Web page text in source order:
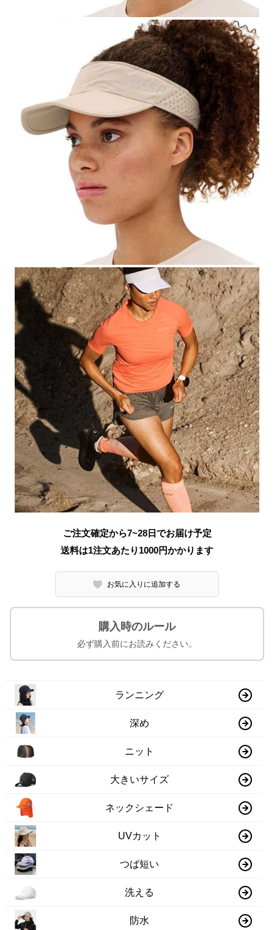
ご注文確定から7~28日でお届け予定
送料は1注文あたり 1000円かかります
お気に入りに追加する
購入時のルール
必ず購入前にお読みください。
ランニング
深め
ニット
大きいサイズ
ネックシェード
UVカット
つば短い
洗える
防水